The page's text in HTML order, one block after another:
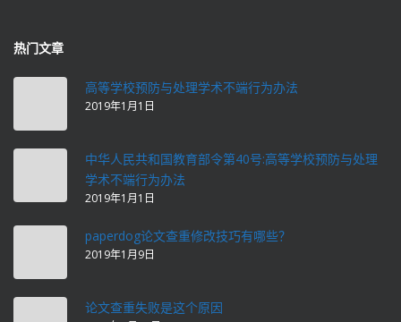
热门文章
高等学校预防与处理学术不端行为办法
2019年1月1日
中华人民共和国教育部令第40号:高等学校预防与处理
学术不端行为办法
2019年1月1日
paperdog论文查重修改技巧有哪些？
2019年1月9日
论文查重失败是这个原因